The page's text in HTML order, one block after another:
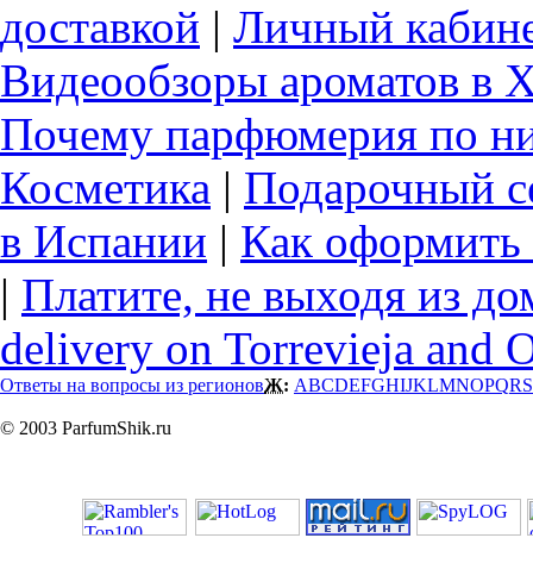
доставкой | Личный
Видеообзоры ароматов в
Почему парфюмерия по
Косметика | Подарочный
в Испании | Как оформить
| Платите, не выходя из
delivery on Torrevieja and
Ответы на вопросы из регионовЖ: ABCDEFGHIJKLMNOPQRS
© 2003 ParfumShik.ru